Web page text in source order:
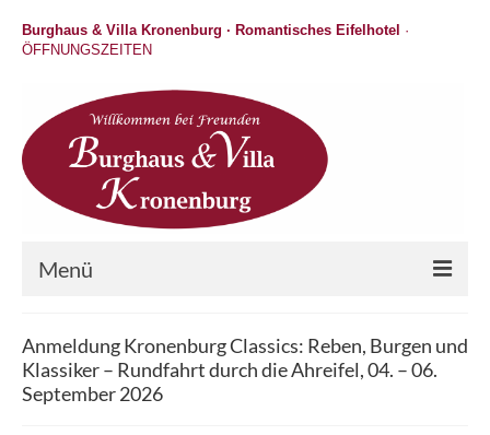
Burghaus & Villa Kronenburg · Romantisches Eifelhotel ·
ÖFFNUNGSZEITEN
Menü
Wellness
Anmeldung Kronenburg Classics: Reben, Burgen und
Klassiker – Rundfahrt durch die Ahreifel, 04. – 06.
September 2026